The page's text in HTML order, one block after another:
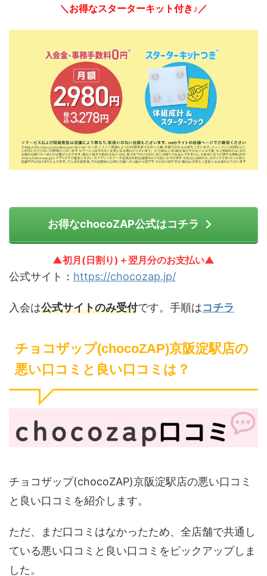
＼お得なスターターキット付き♪／
お得なchocoZAP公式はコチラ
▲初月(日割り)＋翌月分のお支払い▲
公式サイト： https://chocozap.jp/
入会は公式サイトのみ受付です。手順はコチラ
チョコザップ(chocoZAP)京阪淀駅店の
悪い口コミと良い口コミは？
チョコザップ(chocoZAP)京阪淀駅店の悪い口コミ
と良い口コミを紹介します。
ただ、まだ口コミはなかったため、全店舗で共通し
ている悪い口コミと良い口コミをピックアップしま
した。